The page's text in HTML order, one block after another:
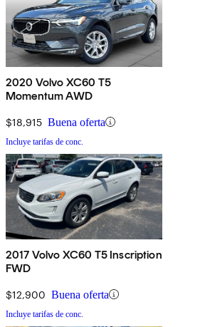
2020 Volvo XC60 T5
Momentum AWD
$18,915 Buena oferta
Incluye tarifas de conc.
2017 Volvo XC60 T5 Inscription
FWD
$12,900 Buena oferta
Incluye tarifas de conc.